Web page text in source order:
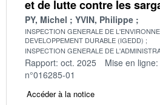
et de lutte contre les
PY, Michel YVIN, Philippe
INSPECTION GENERALE DE
DEVELOPPEMENT DURABLE (IGEDD)
INSPECTION GENERALE DE
Rapport: oct. 2025 Mise en
n°016285-01
Accéder à la notice